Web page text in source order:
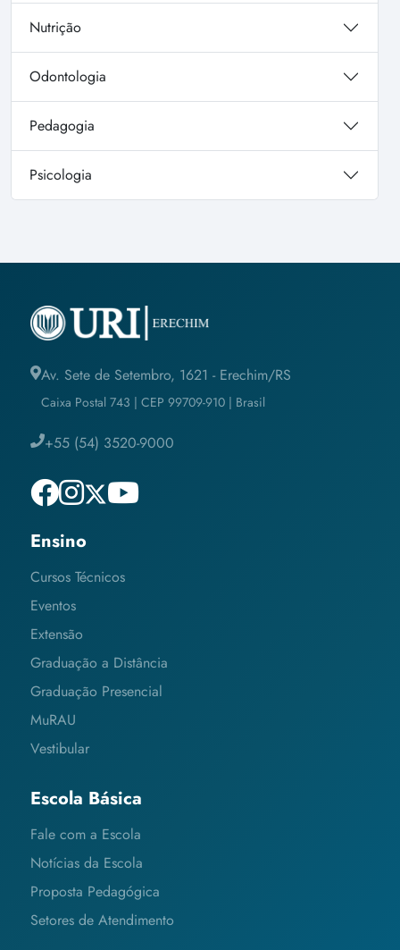
Nutrição
Odontologia
Pedagogia
Psicologia
Av. Sete de Setembro, 1621 - Erechim/RS
Caixa Postal 743 | CEP 99709-910 | Brasil
+55 (54) 3520-9000
Ensino
Cursos Técnicos
Eventos
Extensão
Graduação a Distância
Graduação Presencial
MuRAU
Vestibular
Escola Básica
Fale com a Escola
Notícias da Escola
Proposta Pedagógica
Setores de Atendimento